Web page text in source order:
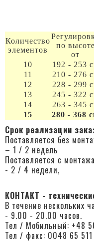
Количество
элементов
по высоте
от
10
192 - 253
11
210 - 276
12
228 - 299
13
245 - 322
14
263 - 345
15
280 - 368
Cрок реализации
Поставляется без
– 1 / 2 недель
Поставляется с монтажа
- 2 / 4 недели,
КОНТАКТ -
В течение нескольких
- 9.00 - 20.00 часов.
Тел / Мобильный: +48
Тел / факс: 0048 65 511